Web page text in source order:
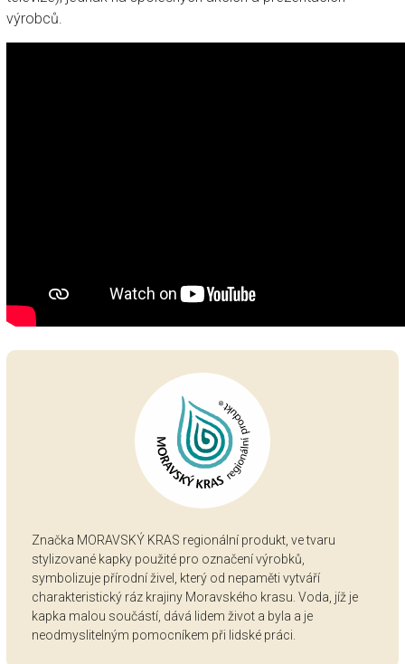
výrobců.
Značka MORAVSKÝ KRAS regionální produkt, ve tvaru
stylizované kapky použité pro označení výrobků,
symbolizuje přírodní živel, který od nepaměti vytváří
charakteristický ráz krajiny Moravského krasu. Voda, jíž je
kapka malou součástí, dává lidem život a byla a je
neodmyslitelným pomocníkem při lidské práci.